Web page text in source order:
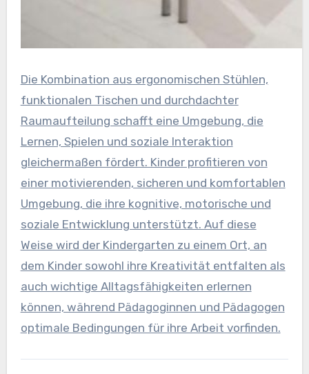
Die Kombination aus ergonomischen Stühlen,
funktionalen Tischen und durchdachter
Raumaufteilung schafft eine Umgebung, die
Lernen, Spielen und soziale Interaktion
gleichermaßen fördert. Kinder profitieren von
einer motivierenden, sicheren und komfortablen
Umgebung, die ihre kognitive, motorische und
soziale Entwicklung unterstützt. Auf diese
Weise wird der Kindergarten zu einem Ort, an
dem Kinder sowohl ihre Kreativität entfalten als
auch wichtige Alltagsfähigkeiten erlernen
können, während Pädagoginnen und Pädagogen
optimale Bedingungen für ihre Arbeit vorfinden.